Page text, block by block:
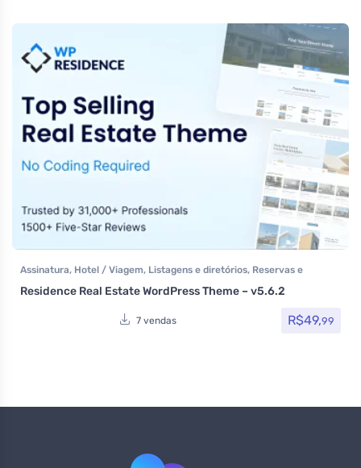
Assinatura, Hotel / Viagem, Listagens e diretórios, Reservas e
Aluguel
Tecnologia, Temas , Themeforest
Residence Real Estate WordPress Theme – v5.6.2
7 vendas R$49,99